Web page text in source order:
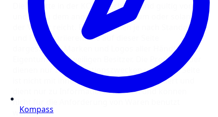
Die Rabatte in der KODi-Werbung sind gültig von
und bis zu dem angegebenen Datum oder solange
der Vorrat reicht. Preise können je nach Standort
und Filiale variieren. Die auf dieser Seite
dargestellten Marken und Logos aller Händler sind
Eigentum der jeweiligen Besitzer. Die Produktbilder
dienen nur zu Illustrationszwecken und diese Seite
ist nicht mit ihnen verbunden oder assoziiert und
dient nur zu Informationszwecken und können
nicht für die Anforderung von Waren benutzt
werden.
Kompass